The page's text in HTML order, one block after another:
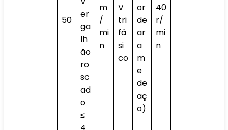
50
er
ga
lh
ão
ro
sc
ad
o
≤
m
/
mi
n
V
tri
fá
si
co
or
de
ar
a
m
e
de
aç
o)
40
r/
mi
n